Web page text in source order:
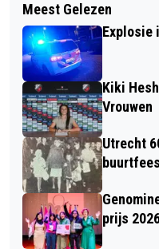
Meest Gelezen
Explosie
Kiki
Vrouwen
Utrecht
prijs